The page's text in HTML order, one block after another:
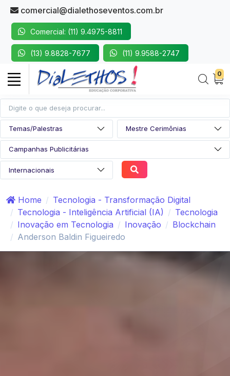
comercial@dialethoseventos.com.br
Comercial: (11) 9.4975-8811
(13) 9.8828-7677 (11) 9.9588-2747
0
Home
Tecnologia - Transformação Digital
Tecnologia - Inteligência Artificial (IA)
Tecnologia
Inovação em Tecnologia
Inovação
Blockchain
Anderson Baldin Figueiredo